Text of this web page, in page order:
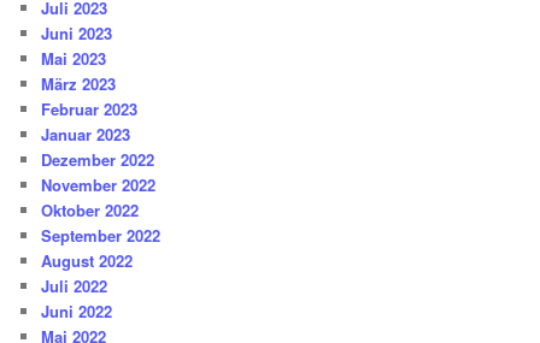
Juli 2023
Juni 2023
Mai 2023
März 2023
Februar 2023
Januar 2023
Dezember 2022
November 2022
Oktober 2022
September 2022
August 2022
Juli 2022
Juni 2022
Mai 2022